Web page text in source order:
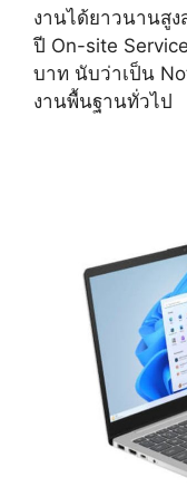
งานได้ยาวนานสู
ปี On-site
บาท นับว่าเป็น
งานพื้นฐานทั่วไป